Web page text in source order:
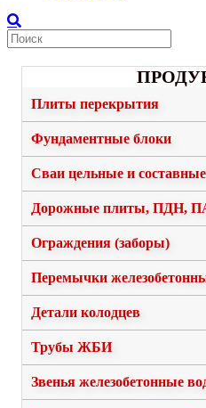
Плиты перекрытия
Фундаментные блоки
Сваи цельные и составные
Дорожные плиты, ПДН,
Ограждения (заборы)
Перемычки
Детали колодцев
Трубы ЖБИ
Звенья железобетонные